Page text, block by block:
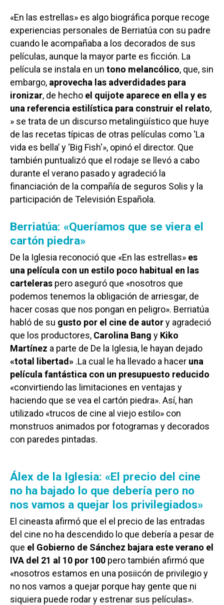
«En las estrellas» es algo biográfica porque recoge
experiencias personales de Berriatúa con su padre
cuando le acompañaba a los decorados de sus
películas, aunque la mayor parte es ficción. La
película se instala en un tono melancólico, que, sin
embargo, aprovecha las adverdidades para
ironizar, de hecho el quijote aparece en ella y es
una referencia estilística para construir el relato,
» se trata de un discurso metalingüístico que huye
de las recetas típicas de otras películas como ‘La
vida es bella’ y ‘Big Fish'», opinó el director. Que
también puntualizó que el rodaje se llevó a cabo
durante el verano pasado y agradeció la
financiación de la compañía de seguros Solis y la
participación de Televisión Española.
Berriatúa: «Queríamos que se viera el
cartón piedra»
De la Iglesia reconoció que «En las estrellas» es
una película con un estilo poco habitual en las
carteleras pero aseguró que «nosotros que
podemos tenemos la obligación de arriesgar, de
hacer cosas que nos pongan en peligro». Berriatúa
habló de su gusto por el cine de autory agradeció
que los productores, Carolina Bang y Kiko
Martínez a parte de De la Iglesia, le hayan dejado
«total libertad» .La cual le ha llevado a hacer una
película fantástica con un presupuesto reducido
«convirtiendo las limitaciones en ventajas y
haciendo que se vea el cartón piedra». Así, han
utilizado «trucos de cine al viejo estilo» con
monstruos animados por fotogramas y decorados
con paredes pintadas.
Álex de la Iglesia: «El precio del cine
no ha bajado lo que debería pero no
nos vamos a quejar los privilegiados»
El cineasta afirmó que el el precio de las entradas
del cine no ha descendido lo que debería a pesar de
que el Gobierno de Sánchez bajara este verano el
IVA del 21 al 10 por 100 pero también afirmó que
«nosotros estamos en una posiicón de privilegio y
no nos vamos a quejar porque hay gente que ni
siquiera puede rodar y estrenar sus películas».